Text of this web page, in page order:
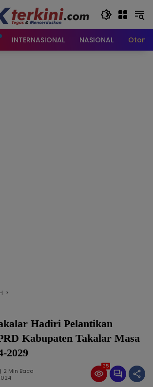
INTERNASIONAL NASIONAL
Hadiri Pelantikan
Kabupaten Takalar Masa
2029
2 Min Baca
35